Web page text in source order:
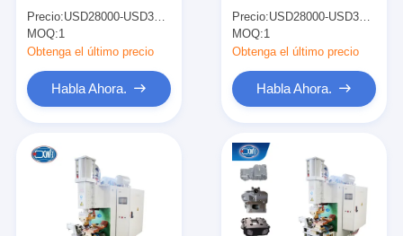
soldadura de punto
puntual de alambre de
cobre industrial
manual
Precio:USD28000-USD38000
MOQ:1
Obtenga el último precio
Habla Ahora.
de absorción de
choques de fase única
Precio:USD28000-USD38000
MOQ:1
Obtenga el último precio
Habla Ahora.